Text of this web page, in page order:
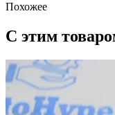
Похожее
С этим